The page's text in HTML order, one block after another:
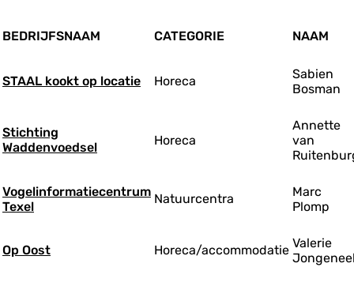
BEDRIJFSNAAM CATEGORIE NAAM
STAAL kookt op locatie Horeca
Sabien
Bosman
Stichting
Waddenvoedsel
Horeca
Annette
van
Vogelinformatiecentrum
Texel
Natuurcentra
Marc
Plomp
Op Oost Horeca/accommodatie Valerie